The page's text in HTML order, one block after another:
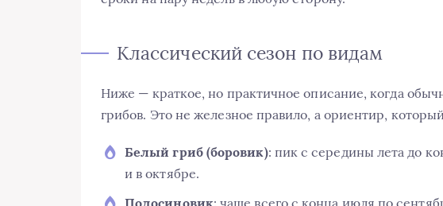
Классический сезон по видам
Ниже — краткое, но практичное описание, когда
грибов. Это не железное правило, а ориентир,
Белый гриб (боровик): пик с середины лета до
и в октябре.
Подосиновик: чаще всего с конца июля по